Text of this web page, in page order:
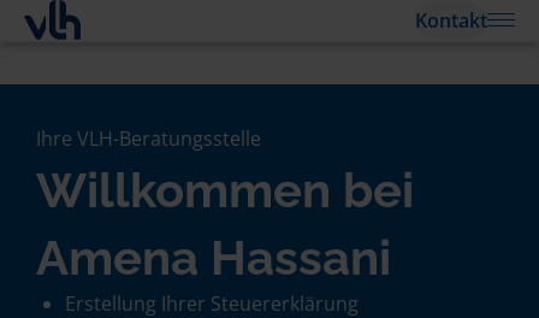
Kontakt
Ihre VLH-Beratungsstelle
Willkommen bei
Amena Hassani
Erstellung Ihrer Steuererklärung